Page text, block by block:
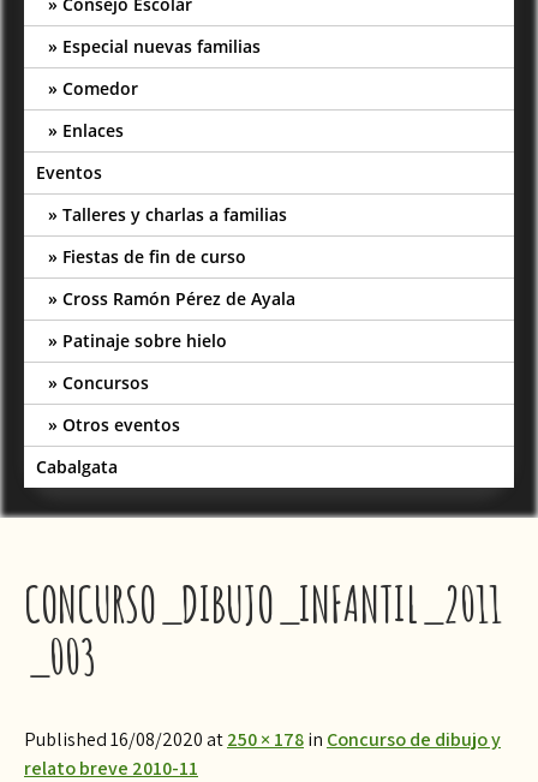
Especial nuevas familias
Comedor
Enlaces
Eventos
Talleres y charlas a familias
Fiestas de fin de curso
Cross Ramón Pérez de Ayala
Patinaje sobre hielo
Concursos
Otros eventos
Cabalgata
CONCURSO_DIBUJO_INFANTIL_2011
_003
Published 16/08/2020 at250 × 178in Concurso de dibujo y
relato breve 2010-11